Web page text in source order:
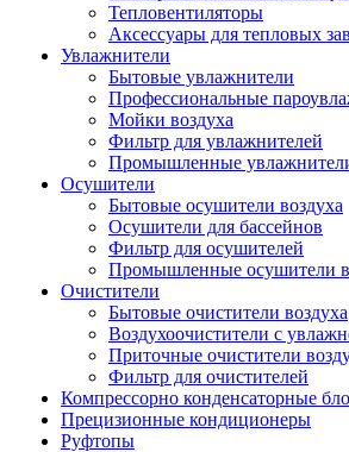
Тепловентиляторы
Аксессуары для тепловых
Увлажнители
Бытовые увлажнители
Профессиональные
Мойки воздуха
Фильтр для увлажнителей
Промышленные
Осушители
Бытовые осушители воздуха
Осушители для бассейнов
Фильтр для осушителей
Промышленные осушители
Очистители
Бытовые очистители воздуха
Воздухоочистители с
Приточные очистители
Фильтр для очистителей
Компрессорно конденсаторные
Прецизионные кондиционеры
Руфтопы